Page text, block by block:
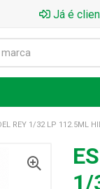
Já é
REY 1/32 LP 112.5ML
1/